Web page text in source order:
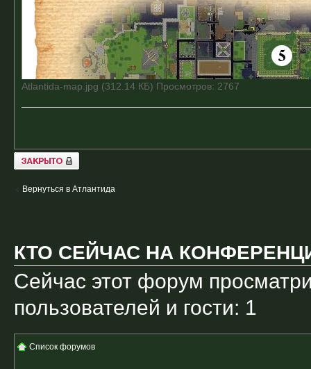
Atlantida-map.jpg (312.14 КБ) Просмотров: 2767
Закрыто
Вернуться в Атлантида
КТО СЕЙЧАС НА
Сейчас этот форум
пользователей и гости: 1
Список форумов